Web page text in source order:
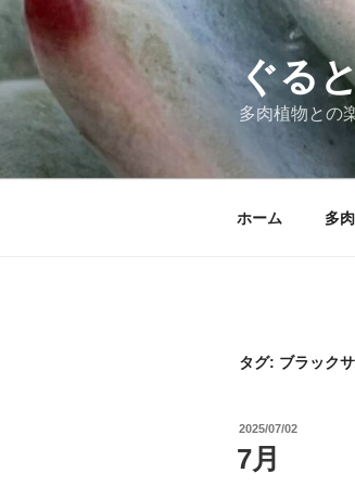
コ
ン
へ
ス
ぐる
多肉植物との
ホーム 多
タグ: ブラック
投
日:
2025/07/02
7月